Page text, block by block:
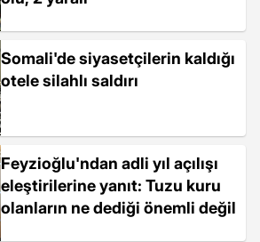
Somali'de siyasetçilerin kaldığı
otele silahlı saldırı
Feyzioğlu'ndan adli yıl açılışı
eleştirilerine yanıt: Tuzu kuru
olanların ne dediği önemli değil